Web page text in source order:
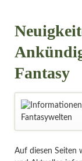
Fantasy
Auf diesen Seiten